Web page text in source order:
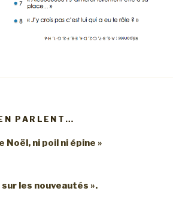
PARLENT…
Noël, ni poil ni épine »
sur les nouveautés ».